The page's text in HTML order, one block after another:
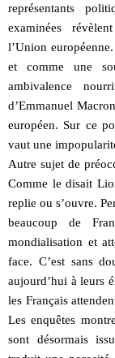
représentants
examinées
l’Union
et comme une
ambivalence
d’Emmanuel
européen. Sur ce
vaut une
Autre sujet de
Comme le disait
replie ou s’ouvre.
beaucoup de
mondialisation et
face. C’est sans
aujourd’hui à leurs
les Français
Les enquêtes
sont désormais